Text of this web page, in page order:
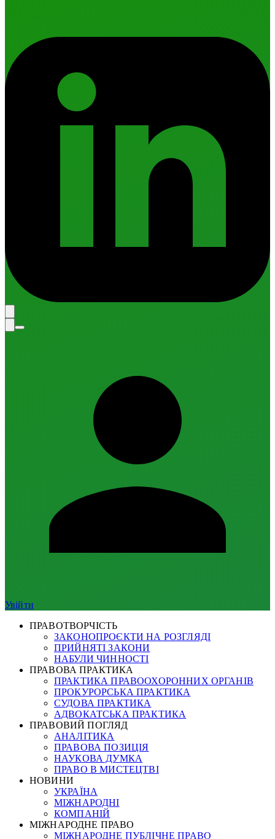
Увійти
ПРАВОТВОРЧІСТЬ
ЗАКОНОПРОЄКТИ НА РОЗГЛЯДІ
ПРИЙНЯТІ ЗАКОНИ
НАБУЛИ ЧИННОСТІ
ПРАВОВА ПРАКТИКА
ПРАКТИКА ПРАВООХОРОННИХ ОРГАНІВ
ПРОКУРОРСЬКА ПРАКТИКА
СУДОВА ПРАКТИКА
АДВОКАТСЬКА ПРАКТИКА
ПРАВОВИЙ ПОГЛЯД
АНАЛІТИКА
ПРАВОВА ПОЗИЦІЯ
НАУКОВА ДУМКА
ПРАВО В МИСТЕЦТВІ
НОВИНИ
УКРАЇНА
МІЖНАРОДНІ
КОМПАНІЙ
МІЖНАРОДНЕ ПРАВО
МІЖНАРОДНЕ ПУБЛІЧНЕ ПРАВО